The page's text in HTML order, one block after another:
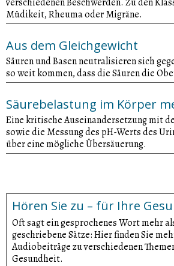
Müdikeit, Rheuma oder Migräne.
Aus dem Gleichgewicht
Säuren und Basen neutralisieren sich
so weit kommen, dass die Säuren die
Säurebelastung im Körper
Eine kritische Auseinandersetzung mit
sowie die Messung des pH-Werts des
über eine mögliche Übersäuerung.
Hören Sie zu – für Ihre
Oft sagt ein gesprochenes Wort mehr
geschriebene Sätze: Hier finden Sie
Audiobeiträge zu verschiedenen
Gesundheit.